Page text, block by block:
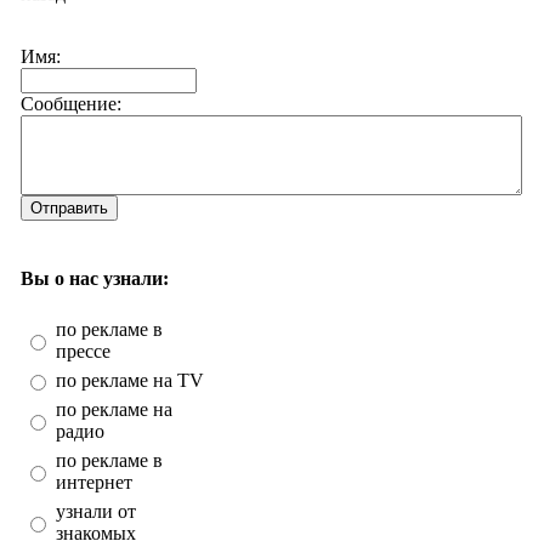
Имя:
Сообщение:
Отправить
Вы о нас узнали:
по рекламе в
прессе
по рекламе на TV
по рекламе на
радио
по рекламе в
интернет
узнали от
знакомых